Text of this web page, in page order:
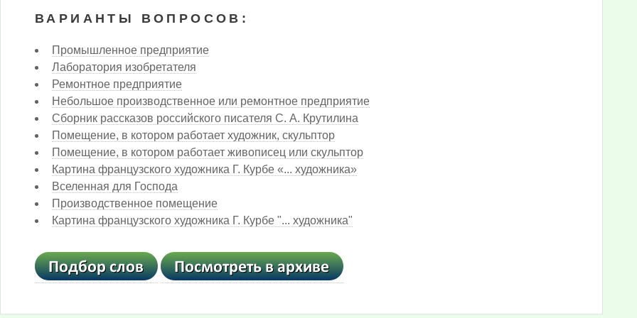
ВАРИАНТЫ ВОПРОСОВ:
Промышленное предприятие
Лаборатория изобретателя
Ремонтное предприятие
Небольшое производственное или ремонтное предприятие
Сборник рассказов российского писателя С. А. Крутилина
Помещение, в котором работает художник, скульптор
Помещение, в котором работает живописец или скульптор
Картина французского художника Г. Курбе «... художника»
Вселенная для Господа
Производственное помещение
Картина французского художника Г. Курбе "... художника"